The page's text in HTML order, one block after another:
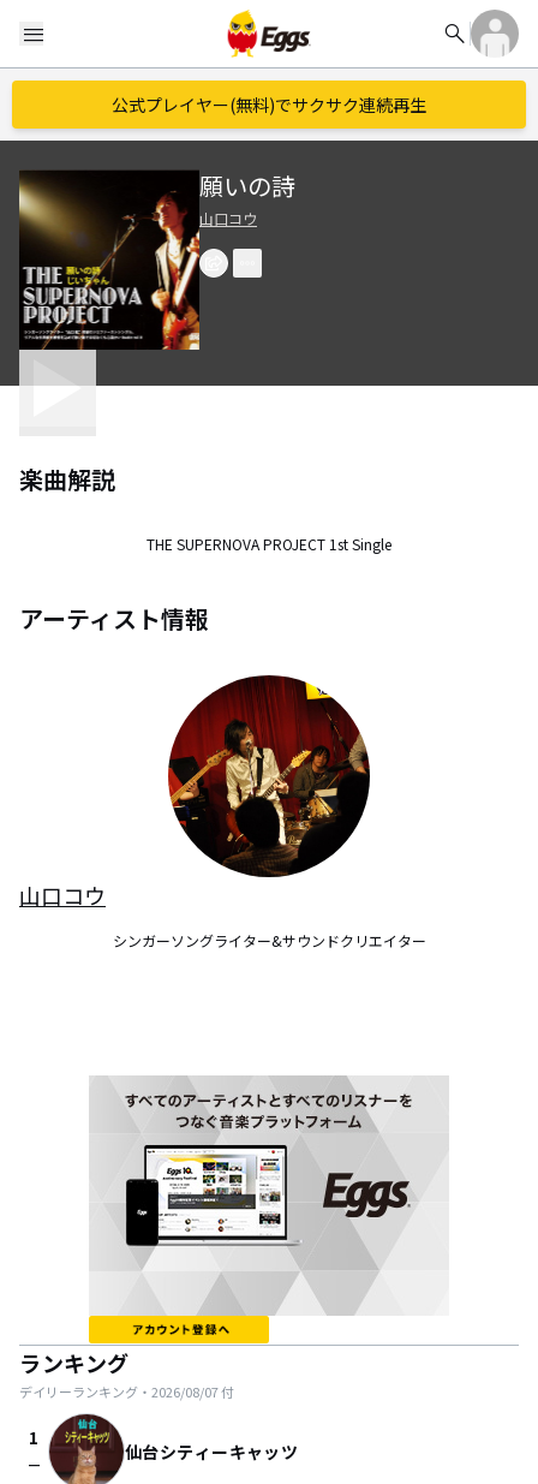
menu search
公式プレイヤー(無料)でサクサク連続再生
願いの詩
山口コウ
楽曲解説
THE SUPERNOVA PROJECT 1st Single
アーティスト情報
山口コウ
シンガーソングライター&サウンドクリエイター
ランキング
デイリーランキング・ 2026/08/07付
1
check_indeterminate_small 仙台シティーキャッツ